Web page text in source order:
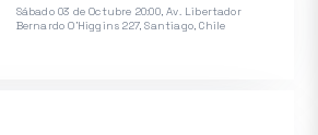
Sábado 03 de Octubre 20:00, Av. Libertador
Bernardo O'Higgins 227, Santiago, Chile